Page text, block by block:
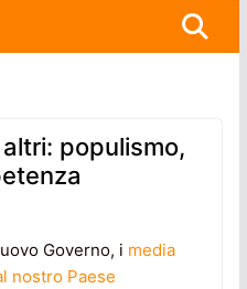
populismo,
Governo, i media
nostro Paese